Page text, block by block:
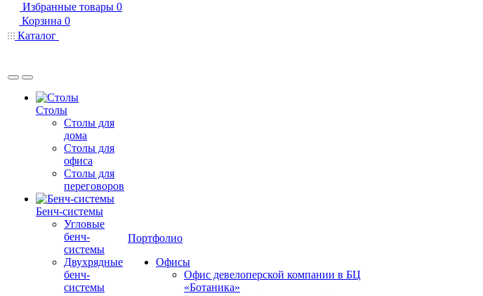
Избранные товары 0
Корзина 0
Каталог
Столы
Столы для
дома
Столы для
офиса
Столы для
переговоров
Бенч-системы
Угловые
бенч-
системы
Двухрядные
бенч-
системы
Портфолио
Офисы
Офис девелоперской компании в БЦ
«Ботаника»